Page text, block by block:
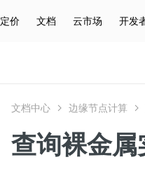
定价 文档 云市场 开发
文档中心 边缘节点计算
查询裸金属